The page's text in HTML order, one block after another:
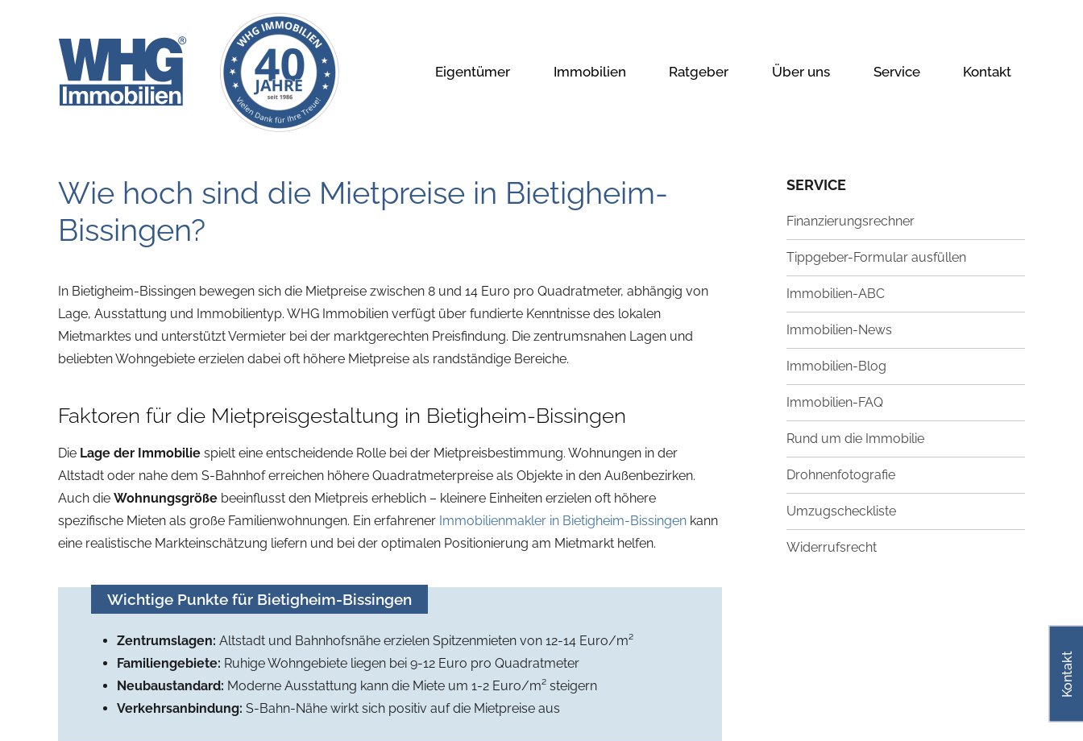
Eigentümer Immobilien Ratgeber Über uns Service Kontakt
Kontakt
Wie hoch sind die Mietpreise in Bietigheim-
Bissingen?
In Bietigheim-Bissingen bewegen sich die Mietpreise zwischen 8 und 14 Euro pro Quadratmeter, abhängig von
Lage, Ausstattung und Immobilientyp. WHG Immobilien verfügt über fundierte Kenntnisse des lokalen
Mietmarktes und unterstützt Vermieter bei der marktgerechten Preisfindung. Die zentrumsnahen Lagen und
beliebten Wohngebiete erzielen dabei oft höhere Mietpreise als randständige Bereiche.
Faktoren für die Mietpreisgestaltung in Bietigheim-Bissingen
Die Lage der Immobilie spielt eine entscheidende Rolle bei der Mietpreisbestimmung. Wohnungen in der
Altstadt oder nahe dem S-Bahnhof erreichen höhere Quadratmeterpreise als Objekte in den Außenbezirken.
Auch die Wohnungsgröße beeinflusst den Mietpreis erheblich – kleinere Einheiten erzielen oft höhere
spezifische Mieten als große Familienwohnungen. Ein erfahrener Immobilienmakler in Bietigheim-Bissingen kann
eine realistische Markteinschätzung liefern und bei der optimalen Positionierung am Mietmarkt helfen.
Wichtige Punkte für Bietigheim-Bissingen
Zentrumslagen: Altstadt und Bahnhofsnähe erzielen Spitzenmieten von 12-14 Euro/m²
Familiengebiete: Ruhige Wohngebiete liegen bei 9-12 Euro pro Quadratmeter
Neubaustandard: Moderne Ausstattung kann die Miete um 1-2 Euro/m² steigern
Verkehrsanbindung: S-Bahn-Nähe wirkt sich positiv auf die Mietpreise aus
SERVICE
Finanzierungsrechner
Tippgeber-Formular ausfüllen
Immobilien-ABC
Immobilien-News
Immobilien-Blog
Immobilien-FAQ
Rund um die Immobilie
Drohnenfotografie
Umzugscheckliste
Widerrufsrecht